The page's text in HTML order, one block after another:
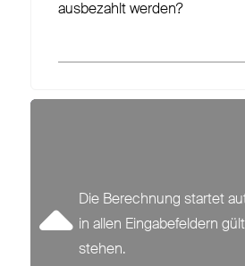
ausbezahlt werden?
Die Berechnung startet
in allen Eingabefeldern
stehen.
0,00